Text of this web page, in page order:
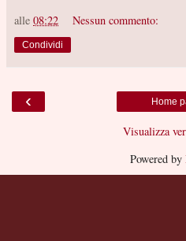
alle 08:22 Nessun commento:
Condividi
‹ Home
Visualizza
Powered by